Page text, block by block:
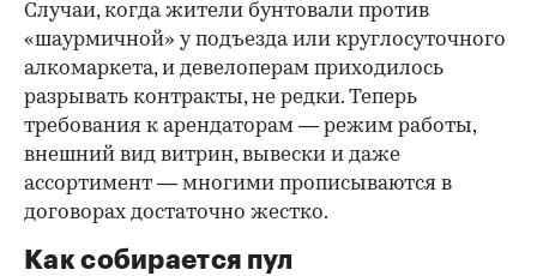
Случаи, когда жители бунтовали против
«шаурмичной» у подъезда или круглосуточного
алкомаркета, и девелоперам приходилось
разрывать контракты, не редки. Теперь
требования к арендаторам — режим работы,
внешний вид витрин, вывески и даже
ассортимент — многими прописываются в
договорах достаточно жестко.
Как собирается пул